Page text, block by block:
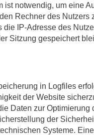
ist notwendig, um eine
Rechner des Nutzers
die IP-Adresse des
Sitzung gespeichert
in Logfiles
der Website
Daten zur Optimierung
der
Systeme.